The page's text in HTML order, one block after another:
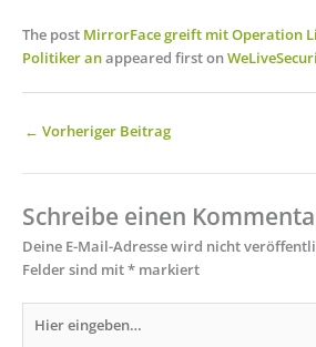
The post MirrorFace greift mit Operation
Politiker anappeared first on
← Vorheriger Beitrag
Schreibe einen
Deine E-Mail-Adresse wird nicht
Felder sind mit* markiert
eingeben…